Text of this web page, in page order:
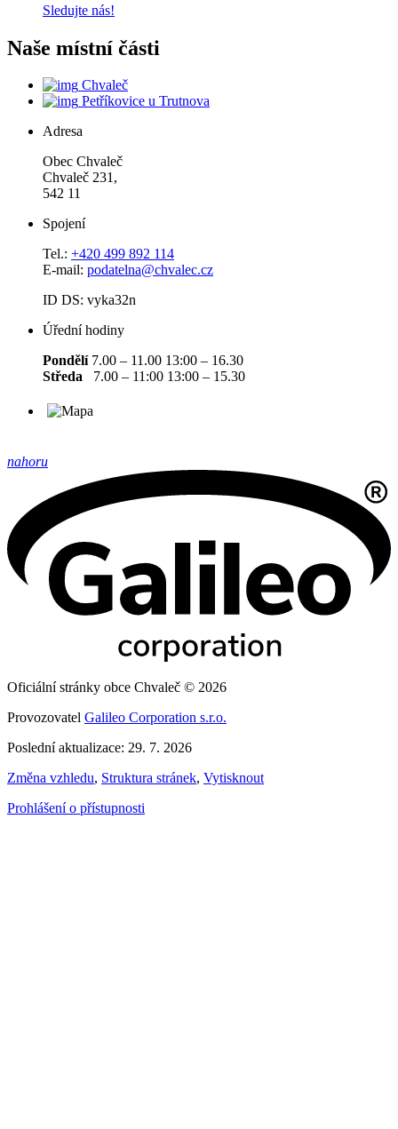
Sledujte nás!
Naše místní části
Chvaleč
Petříkovice u Trutnova
Adresa
Obec Chvaleč
Chvaleč 231,
542 11
Spojení
Tel.: +420 499 892 114
E-mail: podatelna@chvalec.cz
ID DS: vyka32n
Úřední hodiny
Pondělí 7.00 – 11.00 13:00 – 16.30
Středa 7.00 – 11:00 13:00 – 15.30
nahoru
Oficiální stránky obce Chvaleč © 2026
Provozovatel Galileo Corporation s.r.o.
Poslední aktualizace: 29. 7. 2026
Změna vzhledu, Struktura stránek, Vytisknout
Prohlášení o přístupnosti